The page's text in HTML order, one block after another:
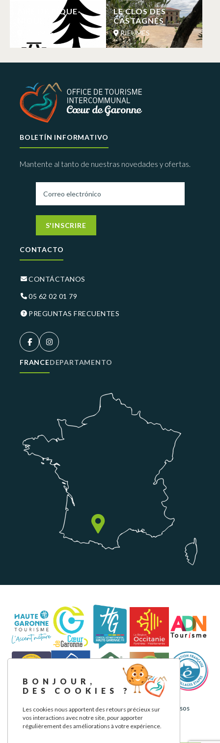
AIRE DE PIQUE-
RIEUMES
LE CLOS DES
CASTAGNÉS
RIEUMES
BOLETÍN INFORMATIVO
Mantente al tanto de nuestras novedades y ofertas.
S'INSCRIRE
CONTACTO
CONTÁCTANOS
05 62 02 01 79
PREGUNTAS FRECUENTES
FRANCEDEPARTAMENTO
Aviso legalPolítica de privacidadNuestros compromisos
BONJOUR,
DES COOKIES ?
Les cookies nous apportent des retours précieux sur
vos interactions avec notre site, pour apporter
régulièrement des améliorations à votre expérience.